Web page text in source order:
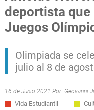
deportista
Juegos
Olimpiada se
julio al 8 de
16 de Junio 2021 Por: Geovanni
Vida Estudiantil